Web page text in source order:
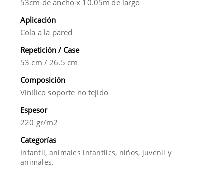
53cm de ancho x 10.05m de largo
Aplicación
Cola a la pared
Repetición / Case
53 cm /26.5 cm
Composición
Vinílico soporte no tejido
Espesor
220 gr/m2
Categorías
Infantil, animales infantiles, niños, juvenil y
animales.